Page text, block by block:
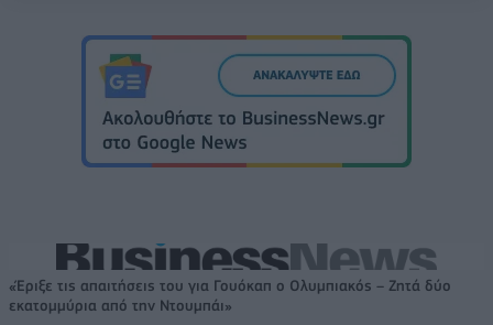
«Έριξε τις απαιτήσεις του για Γουόκαπ ο Ολυμπιακός – Ζητά δύο
εκατομμύρια από την Ντουμπάι»